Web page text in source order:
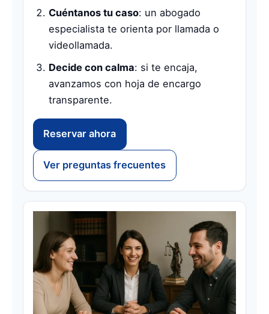
Cuéntanos tu caso: un abogado
especialista te orienta por llamada o
videollamada.
Decide con calma: si te encaja,
avanzamos con hoja de encargo
transparente.
Reservar ahora
Ver preguntas frecuentes